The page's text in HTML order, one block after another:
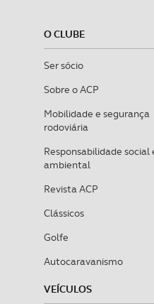
O CLUBE
Ser sócio
Sobre o ACP
Mobilidade e segurança
rodoviária
Responsabilidade social
ambiental
Revista ACP
Clássicos
Golfe
Autocaravanismo
VEÍCULOS